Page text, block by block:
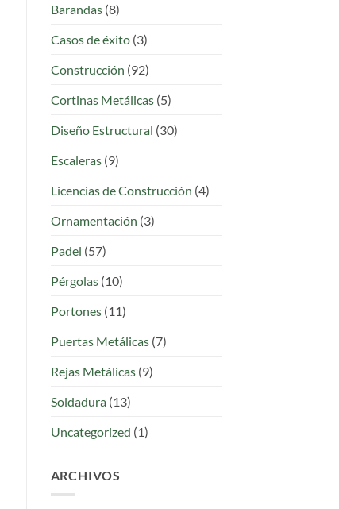
Barandas(8)
Casos de éxito(3)
Construcción (92)
Cortinas Metálicas(5)
Diseño Estructural (30)
Escaleras(9)
Licencias de Construcción (4)
Ornamentación (3)
Padel (57)
Pérgolas(10)
Portones(11)
Puertas Metálicas(7)
Rejas Metálicas(9)
Soldadura(13)
Uncategorized (1)
ARCHIVOS